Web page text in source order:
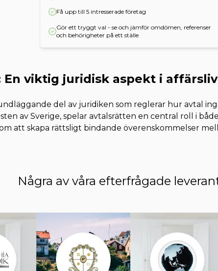
Få upp till 5 intresserade företag
Gör ett tryggt val - se och jämför omdömen, referenser
och behörigheter på ett ställe
En viktig juridisk aspekt i
del av juridiken som reglerar hur avtal
av Sverige, spelar avtalsrätten en central roll i
att skapa rättsligt bindande överenskommelser
Några av våra efterfrågade